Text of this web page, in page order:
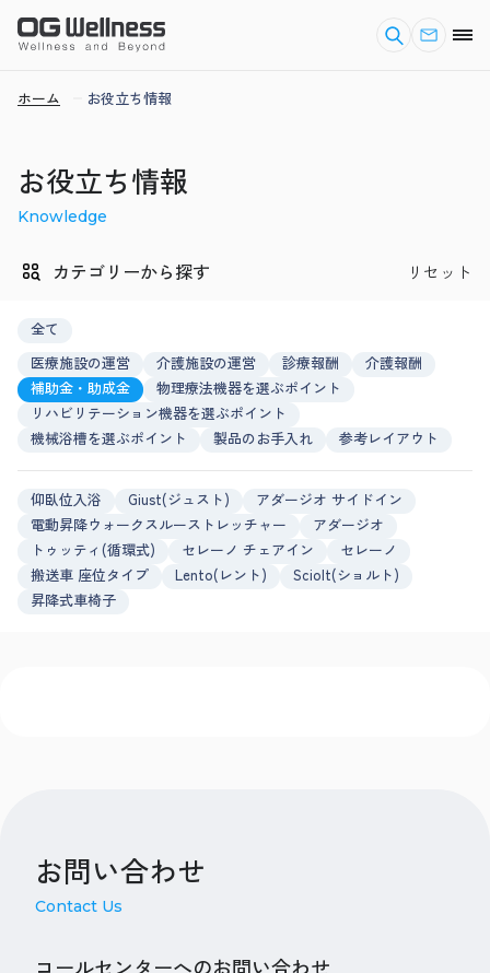
ホーム お役立ち情報
お役立ち情報
Knowledge
カテゴリーから探す リセット
全て
医療施設の運営
介護施設の運営 診療報酬
介護報酬
補助金・助成金
物理療法機器を選ぶポイント
リハビリテーション機器を選ぶポイント
機械浴槽を選ぶポイント
製品のお手入れ 参考レイアウト
仰臥位入浴 Giust(ジュスト)
アダージオ サイドイン
電動昇降ウォークスルーストレッチャー
アダージオ
トゥッティ(循環式)
セレーノ チェアイン
セレーノ
搬送車 座位タイプ
Lento(レント)
Sciolt(ショルト)
昇降式車椅子
お問い合わせ
Contact Us
コールセンターへのお問い合わせ